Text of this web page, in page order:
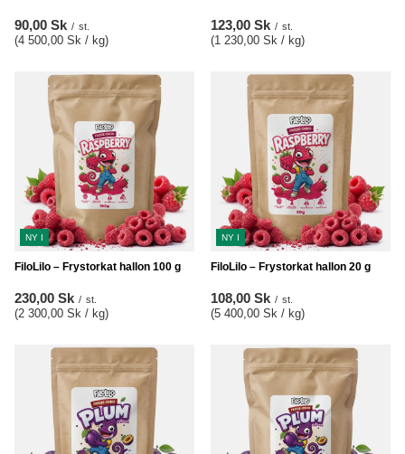
90,00 Sk / st.
(4 500,00 Sk / kg)
123,00 Sk / st.
(1 230,00 Sk / kg)
NY I
FiloLilo – Frystorkat hallon 100 g
230,00 Sk / st.
(2 300,00 Sk / kg)
NY I
FiloLilo – Frystorkat hallon 20 g
108,00 Sk / st.
(5 400,00 Sk / kg)